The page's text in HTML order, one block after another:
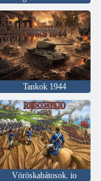
Tankok 1944
Vöröskabátosok. io